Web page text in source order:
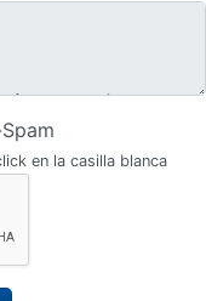
en la casilla blanca